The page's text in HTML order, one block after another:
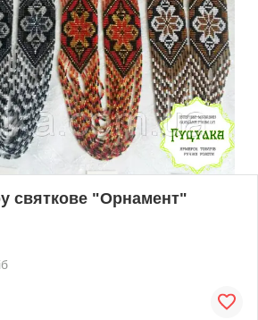
святкове "Орнамент"